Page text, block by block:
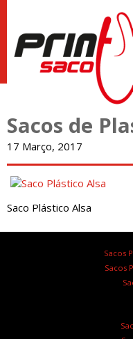
Sacos de
17 Março, 2017
Saco Plástico Alsa
Sacos
Sacos